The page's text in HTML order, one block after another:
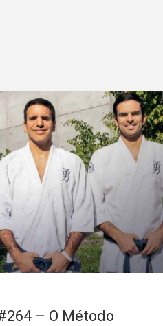
– O Método